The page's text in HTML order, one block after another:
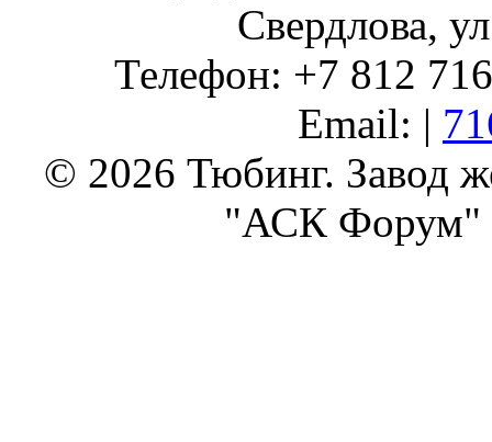
Свердлова,
Телефон: +7 812
Email: |
© 2026 Тюбинг. Завод
"АСК Форум"